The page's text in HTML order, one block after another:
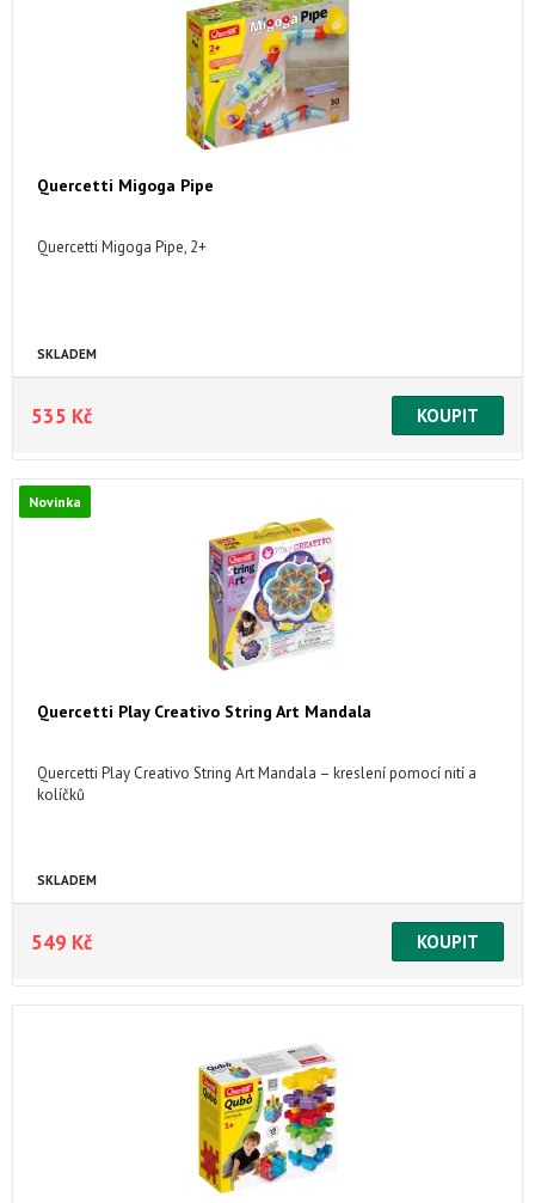
Quercetti Migoga Pipe
Quercetti Migoga Pipe, 2+
SKLADEM
535 Kč
Novinka
Quercetti Play Creativo String Art Mandala
Quercetti Play Creativo String Art Mandala – kreslení pomocí nití a
kolíčků
SKLADEM
549 Kč